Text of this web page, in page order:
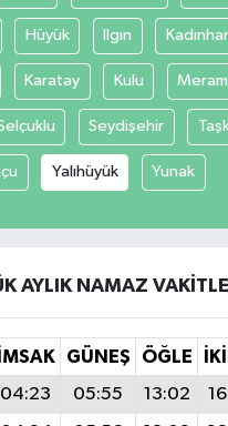
Hüyük Ilgın
Karatay Kulu Meram
Seydişehir
Yalıhüyük Yunak
AYLIK NAMAZ
İMSAK GÜNEŞ ÖĞLE
04:23 05:55 13:02